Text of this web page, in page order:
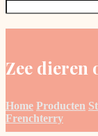
Zee
Home Producten
Frenchterry